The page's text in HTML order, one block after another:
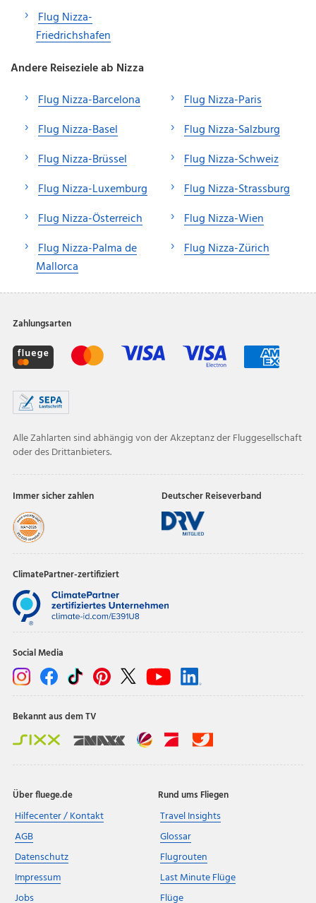
Flug Nizza-
Friedrichshafen
Andere Reiseziele ab Nizza
Flug Nizza-Barcelona
Flug Nizza-Basel
Flug Nizza-Brüssel
Flug Nizza-Luxemburg
Flug Nizza-Österreich
Flug Nizza-Palma de
Mallorca
Flug Nizza-Paris
Flug Nizza-Salzburg
Flug Nizza-Schweiz
Flug Nizza-Strassburg
Flug Nizza-Wien
Flug Nizza-Zürich